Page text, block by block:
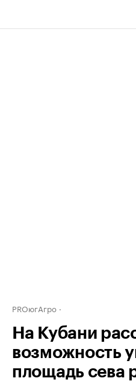
PROюгАгро
На Кубани
возможность
площадь сева